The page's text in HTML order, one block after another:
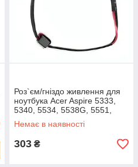
Роз`єм/гніздо живлення для
ноутбука Acer Aspire 5333,
5340, 5534, 5538G, 5551,
5733, 5750, 7739 (5551), зі
шлейфом
Немає в наявності
303 ₴